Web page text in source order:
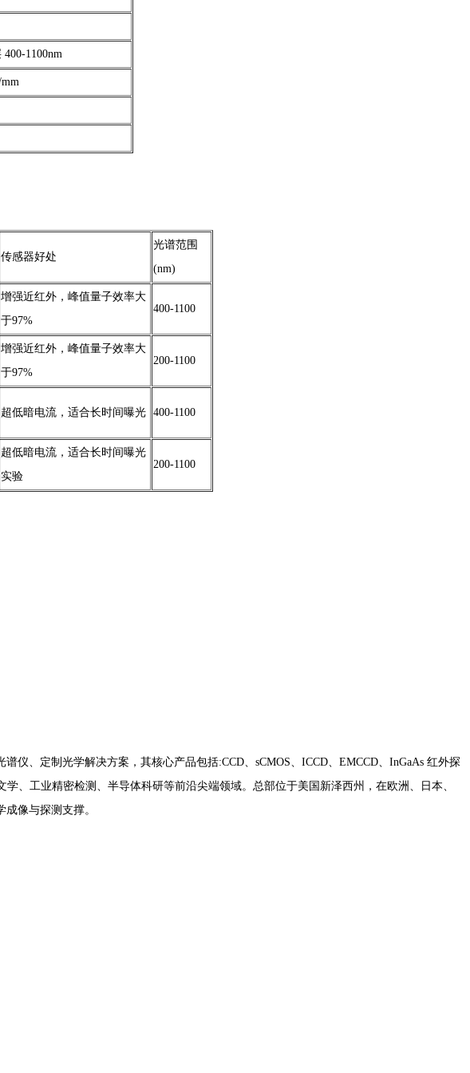
1100nm
传感器好处
光谱范围
(nm)
增强近红外，峰值量子效率大
于97%
400-1100
增强近红外，峰值量子效率大
于97%
200-1100
超低暗电流，适合长时间曝光 400-1100
超低暗电流，适合长时间曝光
实验
200-1100
、定制光学解决方案，其核心产品包括:CCD、sCMOS、ICCD、EMCCD、InGaAs 红外探
、工业精密检测、半导体科研等前沿尖端领域。总部位于美国新泽西州，在欧洲、日本、
像与探测支撑。